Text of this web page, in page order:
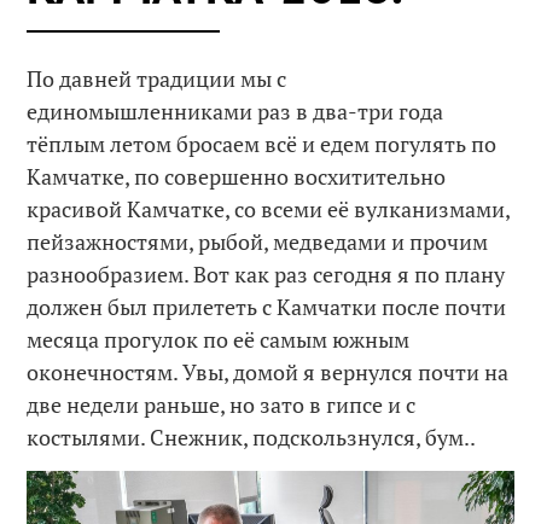
По давней традиции мы с
единомышленниками раз в два-три года
тёплым летом бросаем всё и едем погулять по
Камчатке, по совершенно восхитительно
красивой Камчатке, со всеми её вулканизмами,
пейзажностями, рыбой, медведами и прочим
разнообразием. Вот как раз сегодня я по плану
должен был прилететь с Камчатки после почти
месяца прогулок по её самым южным
оконечностям. Увы, домой я вернулся почти на
две недели раньше, но зато в гипсе и с
костылями. Снежник, подскользнулся, бум..